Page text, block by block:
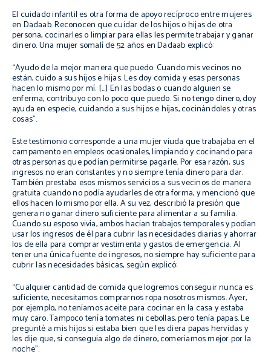
El cuidado infantil es otra forma de apoyo recíproco entre mujeres
en Dadaab. Reconocen que cuidar de los hijos o hijas de otra
persona, cocinarles o limpiar para ellas les permite trabajar y ganar
dinero. Una mujer somalí de 52 años en Dadaab explicó:
“Ayudo de la mejor manera que puedo. Cuando mis vecinos no
están, cuido a sus hijos e hijas. Les doy comida y esas personas
hacen lo mismo por mí. […] En las bodas o cuando alguien se
enferma, contribuyo con lo poco que puedo. Si no tengo dinero, doy
ayuda en especie, cuidando a sus hijos e hijas, cocinándoles y otras
cosas”.
Este testimonio corresponde a una mujer viuda que trabajaba en el
campamento en empleos ocasionales, limpiando y cocinando para
otras personas que podían permitirse pagarle. Por esa razón, sus
ingresos no eran constantes y no siempre tenía dinero para dar.
También prestaba esos mismos servicios a sus vecinos de manera
gratuita cuando no podía ayudarles de otra forma, y mencionó que
ellos hacen lo mismo por ella. A su vez, describió la presión que
genera no ganar dinero suficiente para alimentar a su familia.
Cuando su esposo vivía, ambos hacían trabajos temporales y podían
usar los ingresos de él para cubrir las necesidades diarias y ahorrar
los de ella para comprar vestimenta y gastos de emergencia. Al
tener una única fuente de ingresos, no siempre hay suficiente para
cubrir las necesidades básicas, según explicó:
“Cualquier cantidad de comida que logremos conseguir nunca es
suficiente, necesitamos comprarnos ropa nosotros mismos. Ayer,
por ejemplo, no teníamos aceite para cocinar en la casa y estaba
muy caro. Tampoco tenía tomates ni cebollas, pero tenía papas. Le
pregunté a mis hijos si estaba bien que les diera papas hervidas y
les dije que, si conseguía algo de dinero, comeríamos mejor por la
noche”.